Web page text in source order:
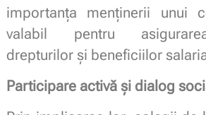
importanța menținerii unui
valabil pentru
drepturilor și beneficiilor
Participare activă și dialog